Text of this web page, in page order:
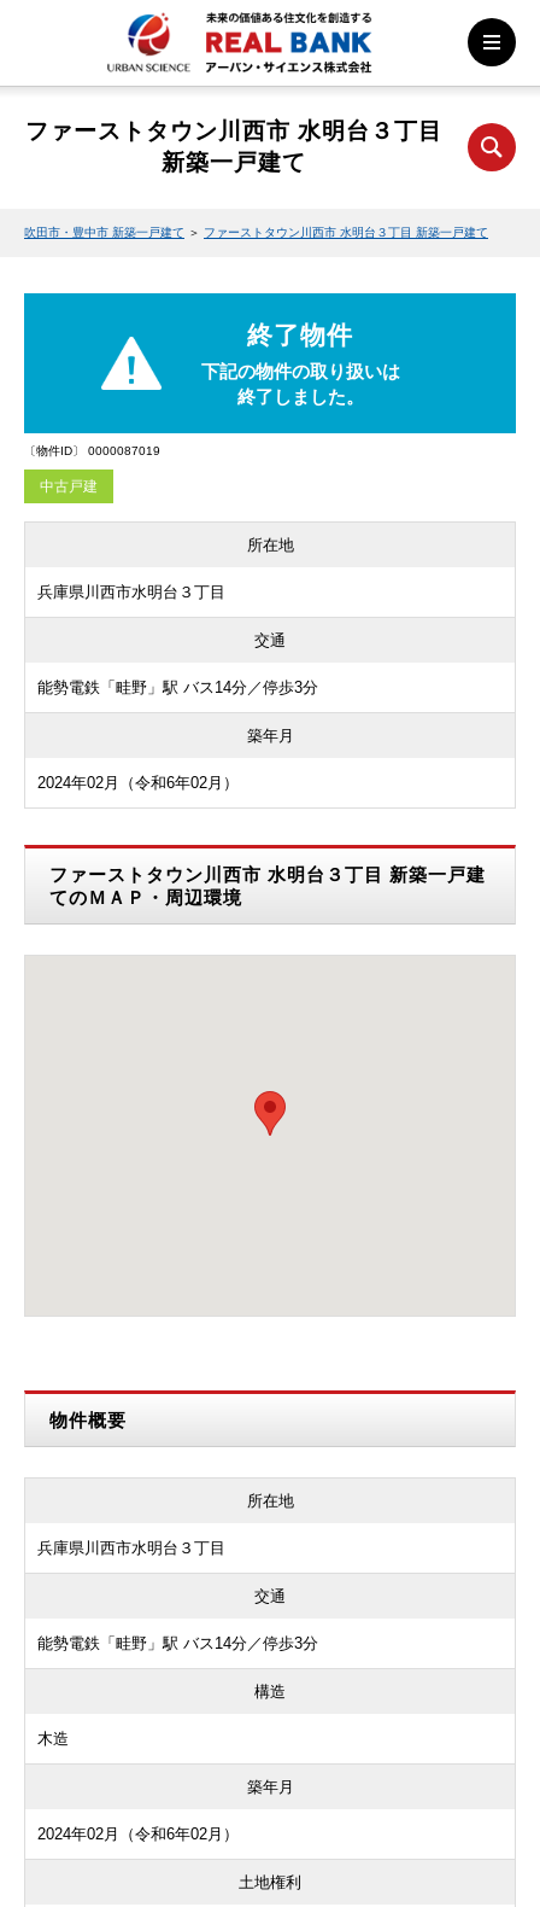
ファーストタウン川西市 水明台３丁目
新築一戸建て
吹田市・豊中市 新築一戸建て ＞ ファーストタウン川西市 水明台３丁目 新築一戸建て
終了物件
下記の物件の取り扱いは
終了しました。
〔物件ID〕 0000087019
中古戸建
所在地
兵庫県川西市水明台３丁目
交通
能勢電鉄「畦野」駅 バス14分／停歩3分
築年月
2024年02月（令和6年02月）
ファーストタウン川西市 水明台３丁目 新築一戸建
てのＭＡＰ・周辺環境
物件概要
所在地
兵庫県川西市水明台３丁目
交通
能勢電鉄「畦野」駅 バス14分／停歩3分
構造
木造
築年月
2024年02月（令和6年02月）
土地権利